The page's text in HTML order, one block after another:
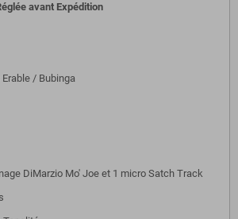
avant Expédition
/ Bubinga
DiMarzio Mo' Joe et 1 micro Satch Track